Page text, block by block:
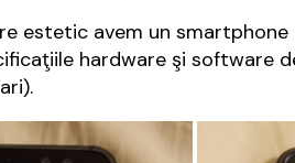
estetic avem un
hardware şi software